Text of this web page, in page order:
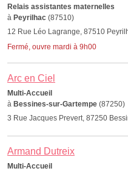
Relais assistantes maternelles
à Peyrilhac (87510)
12 Rue Léo Lagrange, 87510
Fermé, ouvre mardi à 9h00
Arc en Ciel
Multi-Accueil
à Bessines-sur-Gartempe (87250)
3 Rue Jacques Prevert, 87250
Armand Dutreix
Multi-Accueil